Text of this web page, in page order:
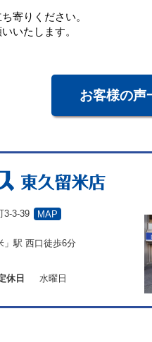
寄りください。
いたします。
お客様の声
3-3-39
MAP
」駅 西口徒歩6分
休日 水曜日